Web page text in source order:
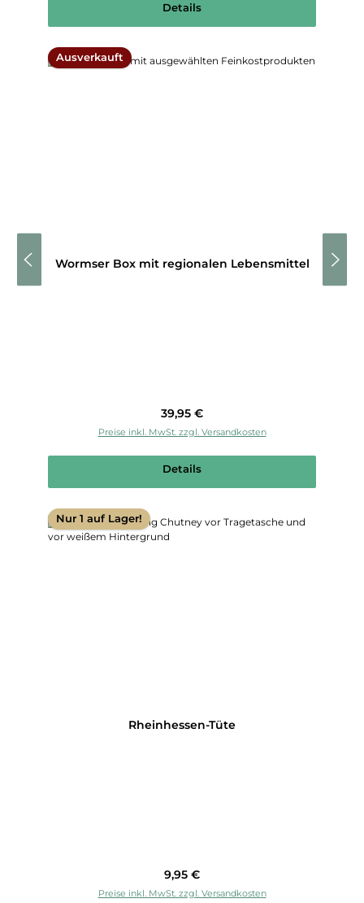
Details
Ausverkauft
Wormser Box mit regionalen Lebensmittel
Regulärer Preis:
39,95 €
Preise inkl. MwSt. zzgl. Versandkosten
Details
Nur 1 auf Lager!
Rheinhessen-Tüte
Regulärer Preis:
9,95 €
Preise inkl. MwSt. zzgl. Versandkosten